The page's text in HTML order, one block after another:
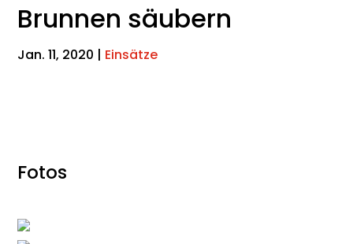
Brunnen säubern
Jan. 11, 2020 | Einsätze
Fotos